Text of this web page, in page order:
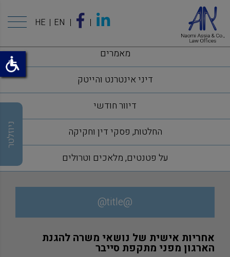
HE EN
מאמרים
דיני אינטרנט והייטק
דיוור חודשי
החלטות, פסקי דין וחקיקה
על פטנטים, מלאכים וטרולים
@title@
אחריות אישית של נושאי משרה להגנת
הארגון מפני מתקפת סייבר
ניוזלטר